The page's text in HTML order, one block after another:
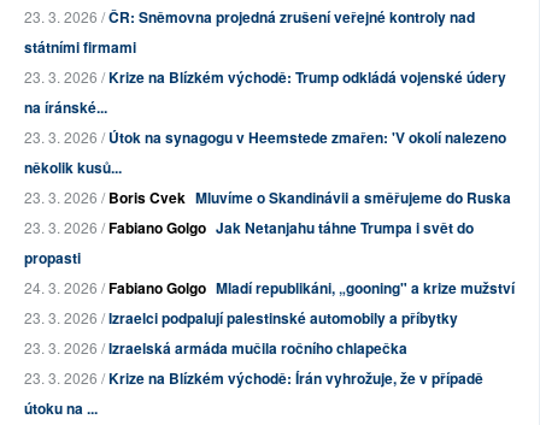
23. 3. 2026 /ČR: Sněmovna projedná zrušení veřejné kontroly nad
státními firmami
23. 3. 2026 /Krize na Blízkém východě: Trump odkládá vojenské údery
na íránské...
23. 3. 2026 /Útok na synagogu v Heemstede zmařen: 'V okolí nalezeno
několik kusů...
23. 3. 2026 /Boris Cvek Mluvíme o Skandinávii a směřujeme do Ruska
23. 3. 2026 /Fabiano Golgo Jak Netanjahu táhne Trumpa i svět do
propasti
24. 3. 2026 /Fabiano Golgo Mladí republikáni, „gooning" a krize mužství
23. 3. 2026 /Izraelci podpalují palestinské automobily a příbytky
23. 3. 2026 /Izraelská armáda mučila ročního chlapečka
23. 3. 2026 /Krize na Blízkém východě: Írán vyhrožuje, že v případě
útoku na ...